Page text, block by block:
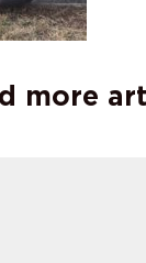
more